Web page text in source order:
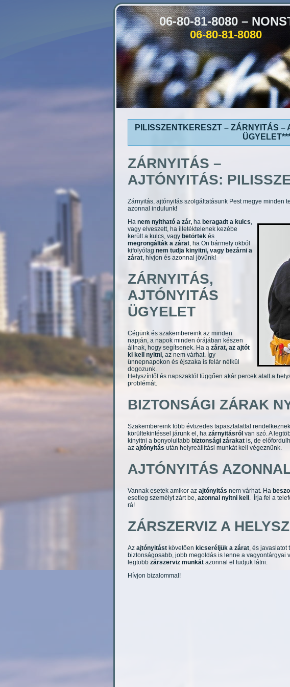
06-80-81-8080 –
06-80-81-8080
PILISSZENTKERESZT – ZÁRNYITÁS –
ZÁRNYITÁS –
AJTÓNYITÁS:
Zárnyitás, ajtónyitás szolgáltatásunk Pest megye minden
azonnal indulunk!
Ha nem nyitható a zár, ha beragadt a kulcs,
vagy elveszett, ha illetéktelenek kezébe
került a kulcs, vagy betörtek és
megrongálták a zárat, ha Ön bármely okból
kifolyólag nem tudja kinyitni, vagy bezárni a
zárat, hívjon és azonnal jövünk!
ZÁRNYITÁS,
AJTÓNYITÁS
ÜGYELET
Cégünk és szakembereink az minden
napján, a napok minden órájában készen
állnak, hogy segítsenek. Ha a zárat, az ajtót
ki kell nyitni, az nem várhat. Így
ünnepnapokon és éjszaka is felár nélkül
dogozunk.
Helyszíntől és napszaktól függően akár percek alatt a
problémát.
BIZTONSÁGI ZÁRAK
Szakembereink több évtizedes tapasztalattal
körültekintéssel járunk el, ha zárnyitásról van szó. A
kinyitni a bonyolultabb biztonsági zárakat is, de
az ajtónyitás után helyreállítási munkát kell végeznünk.
AJTÓNYITÁS
Vannak esetek amikor az ajtónyitás nem várhat. Ha
esetleg személyt zárt be, azonnal nyitni kell . Írja fel a
rá!
ZÁRSZERVIZ A
Az ajtónyitást követően kicseréljük a zárat, és javaslatot
biztonságosabb, jobb megoldás is lenne a vagyontárgyai
legtöbb zárszerviz munkát azonnal el tudjuk látni.
Hívjon bizalommal!